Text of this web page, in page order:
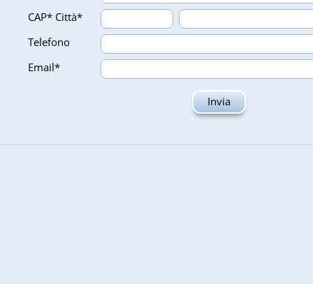
CAP* Città*
Telefono
Email*